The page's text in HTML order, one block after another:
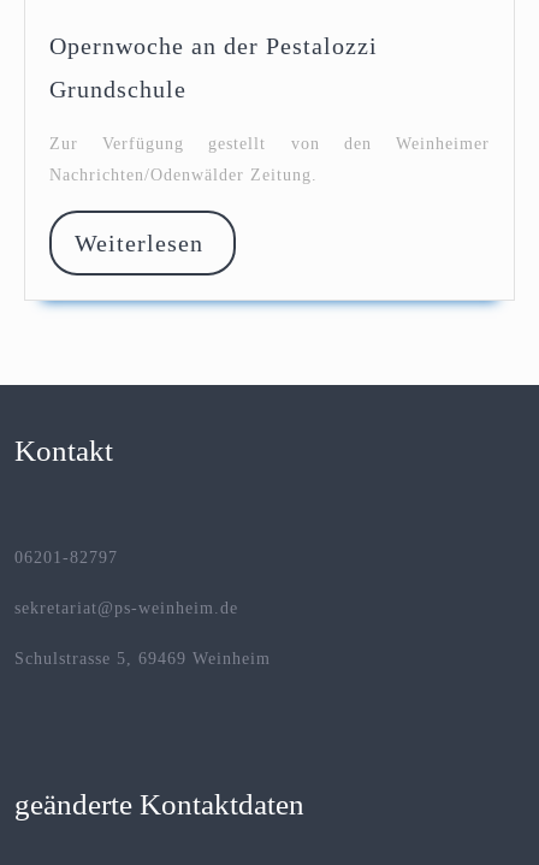
Opernwoche an der Pestalozzi
Grundschule
der
Pestalozzi
Grundschule
Zur Verfügung gestellt von den Weinheimer
Nachrichten/Odenwälder Zeitung.
Weiterlesen Weiterlesen
Kontakt
06201-82797
sekretariat@ps-weinheim.de
Schulstrasse 5, 69469 Weinheim
geänderte Kontaktdaten